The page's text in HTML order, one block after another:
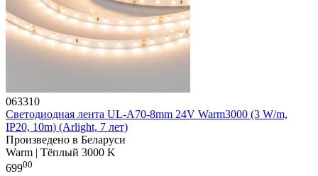
063310
Светодиодная лента UL-A70-8mm 24V Warm3000 (3 W/m,
IP20, 10m) (Arlight, 7 лет)
Произведено в Беларуси
Warm | Тёплый 3000 K
69900